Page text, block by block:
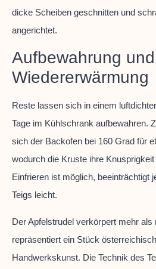
dicke Scheiben geschnitten und
angerichtet.
Aufbewahrung und
Wiedererwärmung
Reste lassen sich in einem
Tage im Kühlschrank aufbewahren.
sich der Backofen bei 160 Grad für
wodurch die Kruste ihre
Einfrieren ist möglich, beeinträchtigt
Teigs leicht.
Der Apfelstrudel verkörpert mehr als
repräsentiert ein Stück
Handwerkskunst. Die Technik des